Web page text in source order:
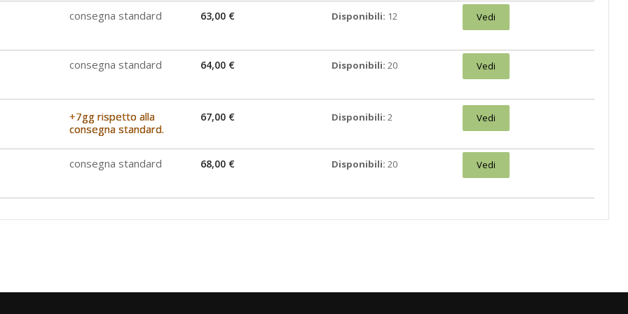
consegna standard 63,00 € Disponibili: 12 Vedi
consegna standard 64,00 € Disponibili: 20 Vedi
+7gg rispetto alla
consegna standard.
67,00 € Disponibili: 2 Vedi
consegna standard 68,00 € Disponibili: 20 Vedi